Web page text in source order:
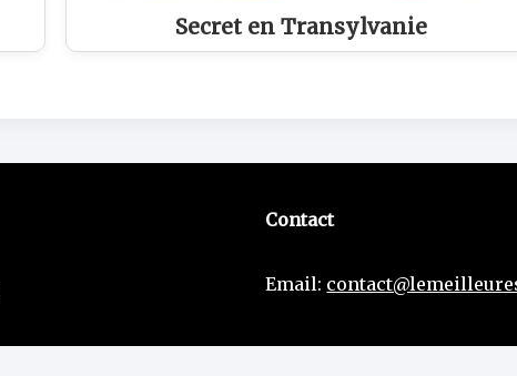
Secret en Transylvanie
Contact
Email: